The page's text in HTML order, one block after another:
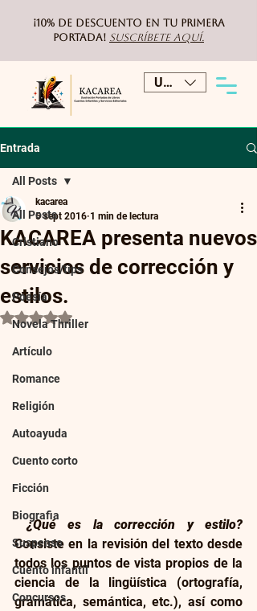
¡10% de DESCUENTO en tu primera
portada! Suscríbete aquí.
USD ($)
Entrada
All Posts
Cristiano
Consejos/tips
Poesía
Novela Thriller
Artículo
Romance
Religión
Autoayuda
Cuento corto
Ficción
Biografia
Suspenso
Cuento infantil
Concursos
All Posts
KACAREA presenta nuevos
servicios de corrección y
estilos.
kacarea
5 sept 2016 1 min de lectura
Obtuvo NaN de 5 estrellas.
¿Qué es la corrección y estilo?
Consiste en la revisión del texto desde
todos los puntos de vista propios de la
ciencia de la lingüística (ortografía,
gramática, semántica, etc.), así como